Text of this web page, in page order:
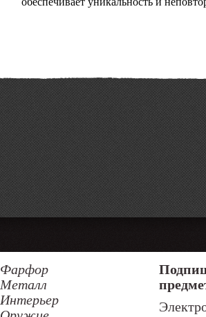
Фарфор
Металл
Интерьер